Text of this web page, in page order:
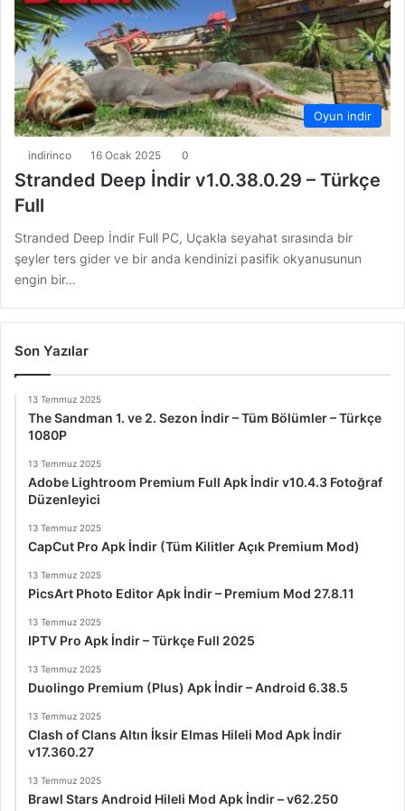
Oyun indir
indirinco 16 Ocak 2025 0
Stranded Deep İndir v1.0.38.0.29 – Türkçe
Full
Stranded Deep İndir Full PC, Uçakla seyahat sırasında bir
şeyler ters gider ve bir anda kendinizi pasifik okyanusunun
engin bir…
Son Yazılar
13 Temmuz 2025
The Sandman 1. ve 2. Sezon İndir – Tüm Bölümler – Türkçe
1080P
13 Temmuz 2025
Adobe Lightroom Premium Full Apk İndir v10.4.3 Fotoğraf
Düzenleyici
13 Temmuz 2025
CapCut Pro Apk İndir (Tüm Kilitler Açık Premium Mod)
13 Temmuz 2025
PicsArt Photo Editor Apk İndir – Premium Mod 27.8.11
13 Temmuz 2025
IPTV Pro Apk İndir – Türkçe Full 2025
13 Temmuz 2025
Duolingo Premium (Plus) Apk İndir – Android 6.38.5
13 Temmuz 2025
Clash of Clans Altın İksir Elmas Hileli Mod Apk İndir
v17.360.27
13 Temmuz 2025
Brawl Stars Android Hileli Mod Apk İndir – v62.250